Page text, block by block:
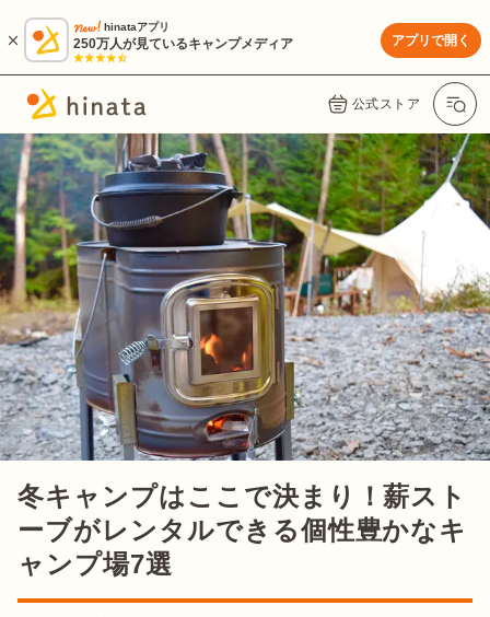
hinataアプリ
250万人が見ているキャンプメディア アプリで開く
公式ストア
冬キャンプはここで決まり！薪スト
ーブがレンタルできる個性豊かなキ
ャンプ場7選